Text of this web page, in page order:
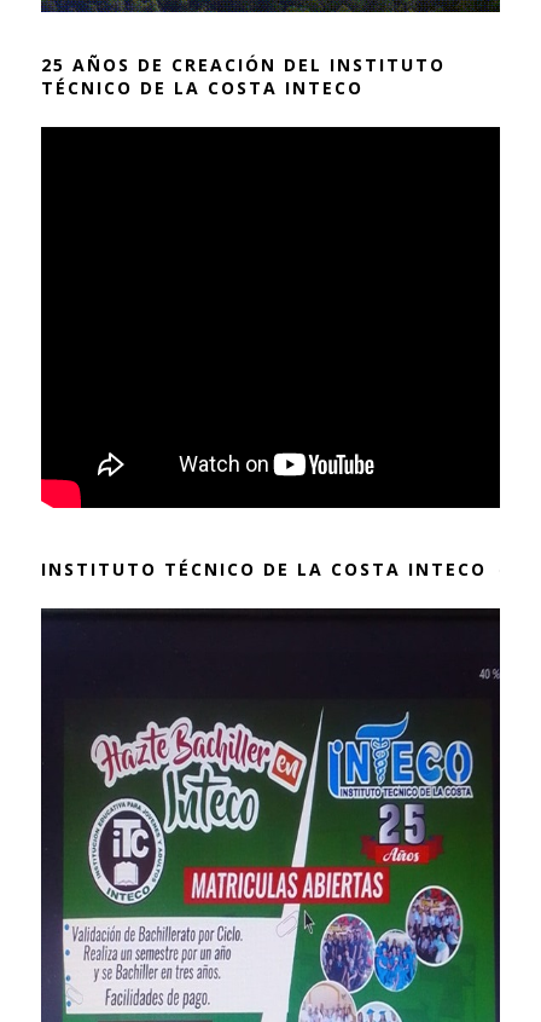
25 AÑOS DE CREACIÓN DEL INSTITUTO
TÉCNICO DE LA COSTA INTECO
INSTITUTO TÉCNICO DE LA COSTA INTECO